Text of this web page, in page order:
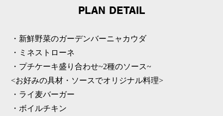
PLAN DETAIL
・新鮮野菜のガーデンバーニャカウダ
・ミネストローネ
・プチケーキ盛り合わせ~2種のソース~
<お好みの具材・ソースでオリジナル料理>
・ライ麦バーガー
・ボイルチキン